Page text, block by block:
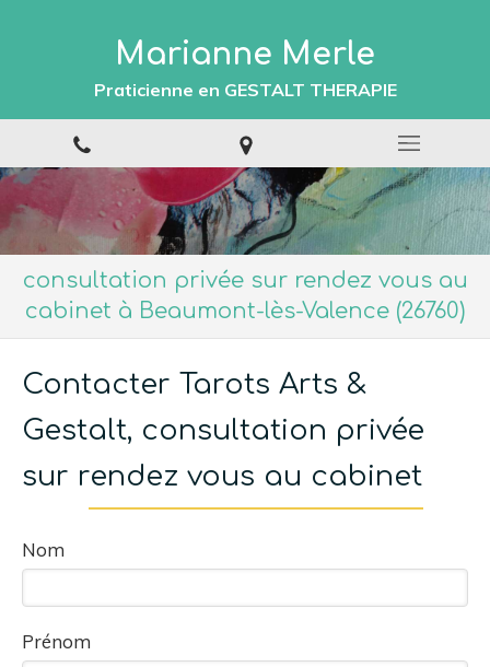
Marianne Merle
Praticienne en GESTALT THERAPIE
consultation privée sur rendez vous au
cabinet à Beaumont-lès-Valence (26760)
Contacter Tarots Arts &
Gestalt, consultation privée
sur rendez vous au cabinet
Nom
Prénom